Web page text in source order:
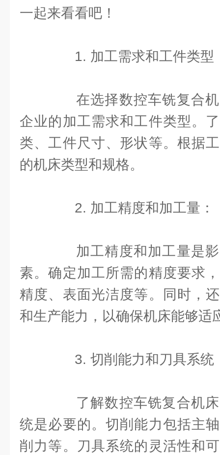
一起来看看吧！
1. 加工需求和工件类型
在选择数控车铣复合机
企业的加工需求和工件类型。
类、工件尺寸、形状等。根据
的机床类型和规格。
2. 加工精度和加工量：
加工精度和加工量是影
素。确定加工所需的精度要求
精度、表面光洁度等。同时，
和生产能力，以确保机床能够适
3. 切削能力和刀具系统
了解数控车铣复合机床
统是必要的。切削能力包括主
削力等。刀具系统的灵活性和